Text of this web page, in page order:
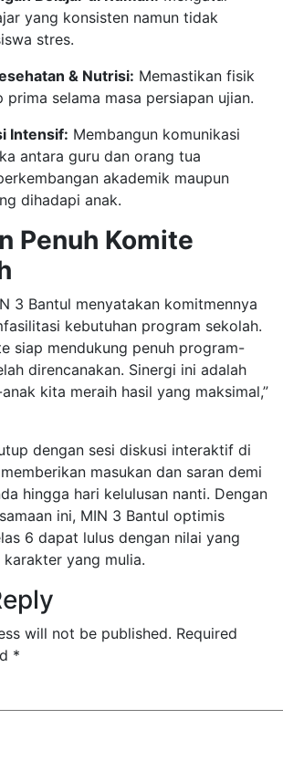
yang konsisten namun tidak
stres.
& Nutrisi: Memastikan fisik
prima selama masa persiapan ujian.
Intensif: Membangun komunikasi
antara guru dan orang tua
akademik maupun
dihadapi anak.
Penuh Komite
3 Bantul menyatakan komitmennya
kebutuhan program sekolah.
siap mendukung penuh program-
direncanakan. Sinergi ini adalah
kita meraih hasil yang maksimal,”
dengan sesi diskusi interaktif di
masukan dan saran demi
hingga hari kelulusan nanti. Dengan
ini, MIN 3 Bantul optimis
6 dapat lulus dengan nilai yang
karakter yang mulia.
will not be published. Required
*